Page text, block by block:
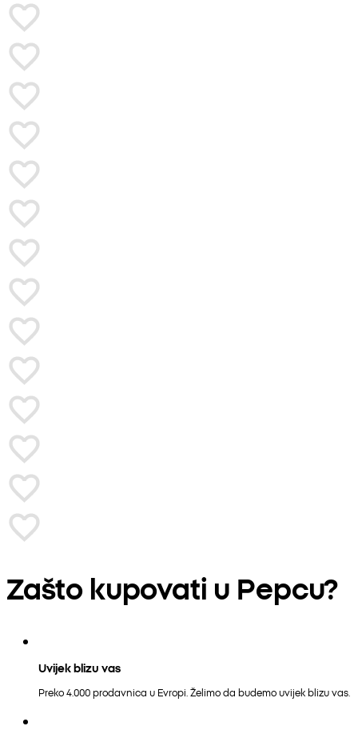
Zašto kupovati u Pepcu?
Uvijek blizu vas
Preko 4.000 prodavnica u Evropi. Želimo da budemo uvijek blizu vas.